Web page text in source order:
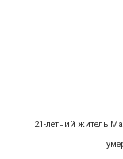
21-летний житель